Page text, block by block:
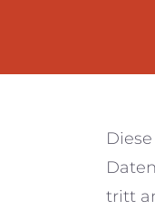
Diese
tritt